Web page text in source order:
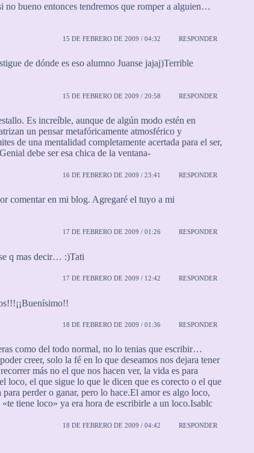
no bueno entonces tendremos que romper a alguien…
15 DE FEBRERO DE 2009 / 04:32 RESPONDER
de dónde es eso alumno Juanse jajaj)Terrible
15 DE FEBRERO DE 2009 / 20:58 RESPONDER
Es increíble, aunque de algún modo estén en
un pensar metafóricamente atmosférico y
de una mentalidad completamente acertada para el ser,
debe ser esa chica de la ventana-
16 DE FEBRERO DE 2009 / 23:41 RESPONDER
comentar en mi blog. Agregaré el tuyo a mi
17 DE FEBRERO DE 2009 / 01:26 RESPONDER
q mas decir… :)Tati
17 DE FEBRERO DE 2009 / 12:42 RESPONDER
18 DE FEBRERO DE 2009 / 01:36 RESPONDER
como del todo normal, no lo tenias que escribir…
creer, solo la fé en lo que deseamos nos dejara tener
más no el que nos hacen ver, la vida es para
el que sigue lo que le dicen que es corecto o el que
perder o ganar, pero lo hace.El amor es algo loco,
tiene loco» ya era hora de escribirle a un loco.Isablc
18 DE FEBRERO DE 2009 / 04:42 RESPONDER